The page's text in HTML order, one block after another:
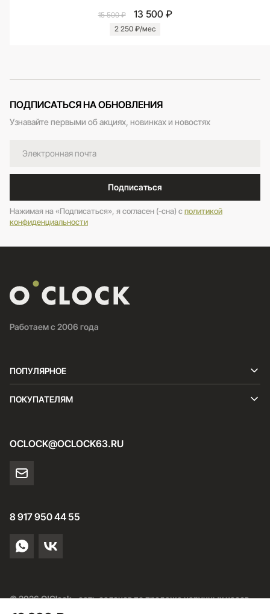
15 500 ₽ 13 500 ₽
2 250 ₽/мес
ПОДПИСАТЬСЯ НА ОБНОВЛЕНИЯ
Узнавайте первыми об акциях, новинках и новостях
Подписаться
Нажимая на «Подписаться», я согласен (-сна) cполитикой
конфиденциальности
Работаем с 2006 года
ПОПУЛЯРНОЕ
ПОКУПАТЕЛЯМ
OCLOCK@OCLOCK63.RU
8 917 950 44 55
© 2026 O'Clock - сеть салонов по продаже наручных часов